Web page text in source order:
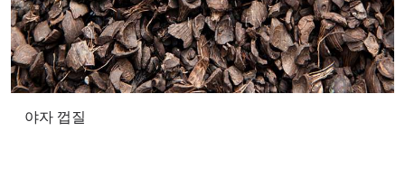
야자 껍질